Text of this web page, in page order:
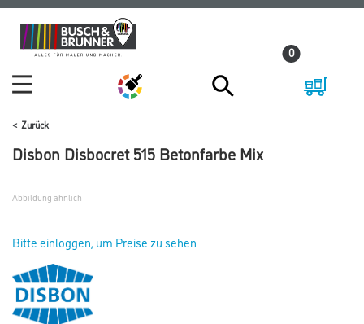
Zum
Inhalt
Zum
Navigationsmenü
0
Zurück
Disbon Disbocret 515 Betonfarbe Mix
Abbildung ähnlich
Bitte einloggen, um Preise zu sehen